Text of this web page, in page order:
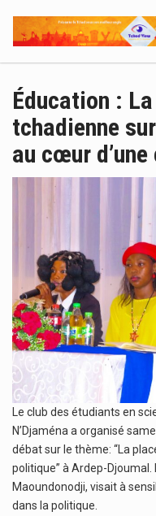
Éducation :
tchadienne
au cœur
Le club des étudiants en
N’Djaména a organisé
débat sur le thème: “La
politique” à Ardep-Djoumal.
Maoundonodji, visait à
dans la politique.